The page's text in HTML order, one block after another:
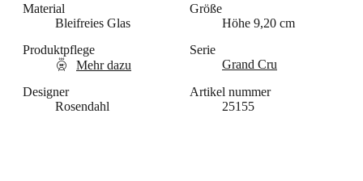
Material
Bleifreies Glas
Größe
Höhe 9,20 cm
Produktpflege
n Mehr dazu
Serie
Grand Cru
Designer
Rosendahl
Artikel nummer
25155